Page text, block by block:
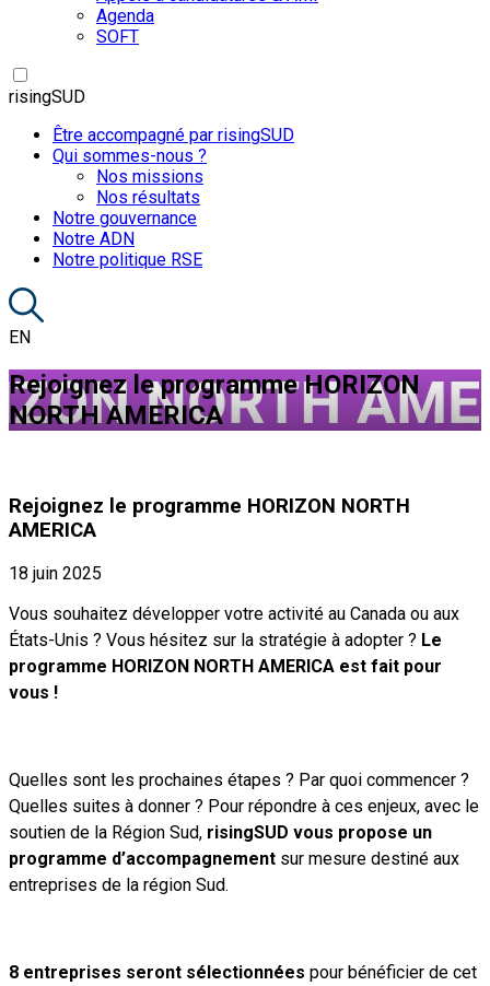
Agenda
SOFT
risingSUD
Être accompagné par risingSUD
Qui sommes-nous ?
Nos missions
Nos résultats
Notre gouvernance
Notre ADN
Notre politique RSE
EN
Rejoignez le programme HORIZON
NORTH AMERICA
Rejoignez le programme HORIZON NORTH
AMERICA
18 juin 2025
Vous souhaitez développer votre activité au Canada ou aux
États-Unis ? Vous hésitez sur la stratégie à adopter ? Le
programme HORIZON NORTH AMERICA est fait pour
vous !
Quelles sont les prochaines étapes ? Par quoi commencer ?
Quelles suites à donner ? Pour répondre à ces enjeux, avec le
soutien de la Région Sud, risingSUD vous propose un
programme d’accompagnement sur mesure destiné aux
entreprises de la région Sud.
8 entreprises seront sélectionnées pour bénéficier de cet